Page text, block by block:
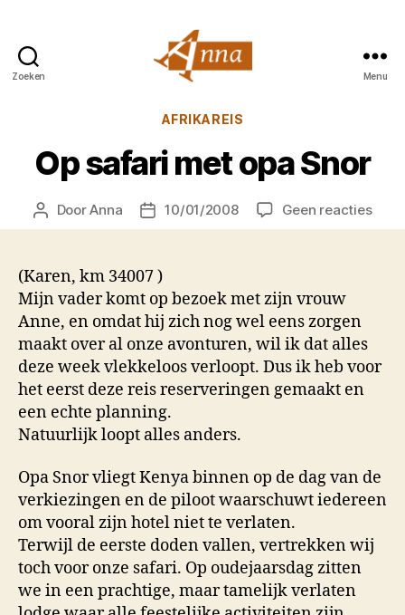
Zoeken
van
Menu
Categorieën
AFRIKAREIS
Op safari met opa Snor
Berichtauteur
DoorAnna Berichtdatum
10/01/2008 Geen reactiesop
Op
(Karen, km 34007 )
Mijn vader komt op bezoek met zijn vrouw
Anne, en omdat hij zich nog wel eens zorgen
maakt over al onze avonturen, wil ik dat alles
deze week vlekkeloos verloopt. Dus ik heb voor
het eerst deze reis reserveringen gemaakt en
een echte planning.
Natuurlijk loopt alles anders.
Opa Snor vliegt Kenya binnen op de dag van de
verkiezingen en de piloot waarschuwt iedereen
om vooral zijn hotel niet te verlaten.
Terwijl de eerste doden vallen, vertrekken wij
toch voor onze safari. Op oudejaarsdag zitten
we in een prachtige, maar tamelijk verlaten